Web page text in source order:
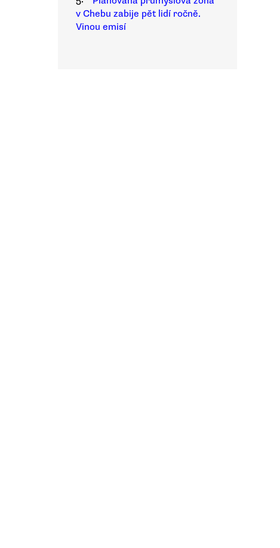
v Chebu zabije pět lidí ročně.
Vinou emisí